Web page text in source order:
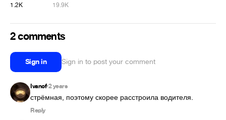
1.2K 19.9K
2 comments
Sign in Sign in to post your comment
Ivanof•2 years
стрёмная, поэтому скорее расстроила водителя.
Reply